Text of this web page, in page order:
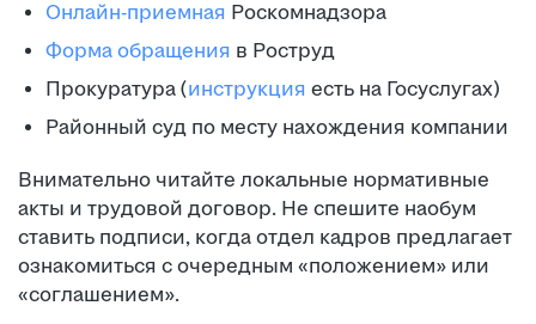
Онлайн-приемная Роскомнадзора
Форма обращения в Роструд
Прокуратура (инструкция есть на Госуслугах)
Районный суд по месту нахождения компании
Внимательно читайте локальные нормативные
акты и трудовой договор. Не спешите наобум
ставить подписи, когда отдел кадров предлагает
ознакомиться с очередным «положением» или
«соглашением».